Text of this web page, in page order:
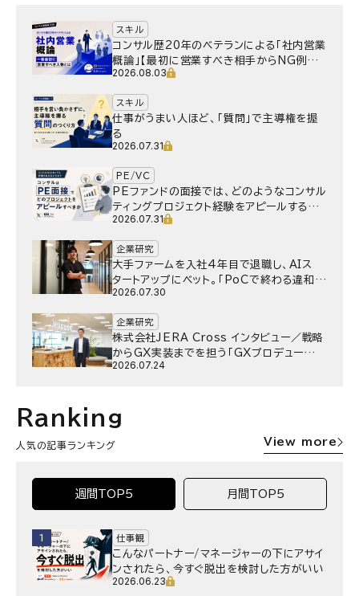
スキル
コンサル歴20年のベテランによる「社内営業
概論」【最初に営業すべき相手からNG例ま
で】
2026.08.03
スキル
仕事がうまい人ほど、「質問」で主導権を握
る
2026.07.31
PE/VC
PEファンドの面接では、どのようなコンサル
ティングプロジェクト経験をアピールするべ
きか
2026.07.31
企業研究
大手ファームを入社4年目で退職し、AIス
タートアップにベット。｢PoCで終わる違和
感｣はどうなったのか／Gen-AX株式会社
2026.07.30
企業研究
株式会社JERA Cross インタビュー／戦略
からGX実装までを担う「GXプロデュー
サー」というキャリア
2026.07.24
Ranking
人気の記事ランキング View more
週間TOP5 月間TOP5
1 仕事観
こんなパートナー/マネージャーの下にアサイ
ンされたら、今すぐ脱出を検討した方がいい
2026.06.23